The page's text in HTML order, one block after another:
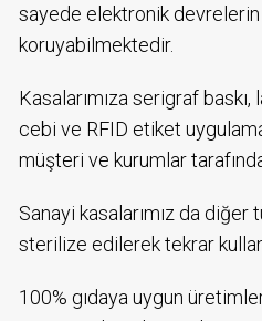
sayede elektronik devrelerin
koruyabilmektedir.
Kasalarımıza serigraf baskı,
cebi ve RFID etiket
müşteri ve kurumlar
Sanayi kasalarımız da
sterilize edilerek tekrar
100% gıdaya uygun